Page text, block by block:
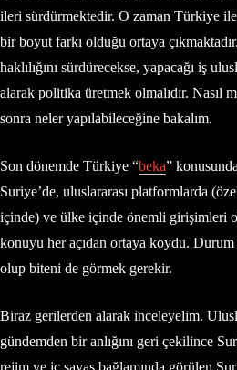
ileri sürdürmektedir. O zaman Türkiye ile
bir boyut farkı olduğu ortaya
haklılığını sürdürecekse, yapacağı iş
alarak politika üretmek olmalıdır. Nasıl
sonra neler yapılabileceğine bakalım.
Son dönemde Türkiye “beka”
Suriye’de, uluslararası platformlarda
içinde) ve ülke içinde önemli girişimleri
konuyu her açıdan ortaya koydu. Durum
olup biteni de görmek gerekir.
Biraz gerilerden alarak inceleyelim.
gündemden bir anlığını geri çekilince